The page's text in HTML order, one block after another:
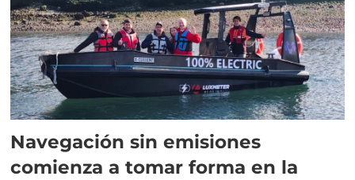
Navegación sin emisiones
comienza a tomar forma en la